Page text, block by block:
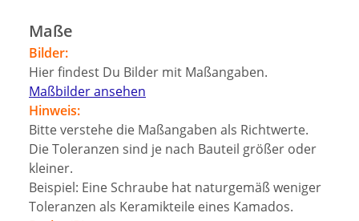
Maße
Bilder:
Hier findest Du Bilder mit Maßangaben.
Maßbilder ansehen
Hinweis:
Bitte verstehe die Maßangaben als Richtwerte.
Die Toleranzen sind je nach Bauteil größer oder
kleiner.
Beispiel: Eine Schraube hat naturgemäß weniger
Toleranzen als Keramikteile eines Kamados.